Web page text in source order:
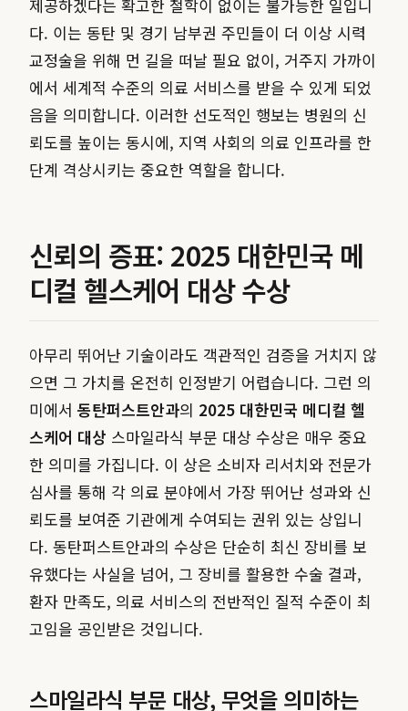
제공하겠다는 확고한 철학이 없이는 불가능한 일입니
다. 이는 동탄 및 경기 남부권 주민들이 더 이상 시력
교정술을 위해 먼 길을 떠날 필요 없이, 거주지 가까이
에서 세계적 수준의 의료 서비스를 받을 수 있게 되었
음을 의미합니다. 이러한 선도적인 행보는 병원의 신
뢰도를 높이는 동시에, 지역 사회의 의료 인프라를 한
단계 격상시키는 중요한 역할을 합니다.
신뢰의 증표: 2025 대한민국 메
디컬 헬스케어 대상 수상
아무리 뛰어난 기술이라도 객관적인 검증을 거치지 않
으면 그 가치를 온전히 인정받기 어렵습니다. 그런 의
미에서 동탄퍼스트안과의 2025 대한민국 메디컬 헬
스케어 대상 스마일라식 부문 대상 수상은 매우 중요
한 의미를 가집니다. 이 상은 소비자 리서치와 전문가
심사를 통해 각 의료 분야에서 가장 뛰어난 성과와 신
뢰도를 보여준 기관에게 수여되는 권위 있는 상입니
다. 동탄퍼스트안과의 수상은 단순히 최신 장비를 보
유했다는 사실을 넘어, 그 장비를 활용한 수술 결과,
환자 만족도, 의료 서비스의 전반적인 질적 수준이 최
고임을 공인받은 것입니다.
스마일라식 부문 대상, 무엇을 의미하는